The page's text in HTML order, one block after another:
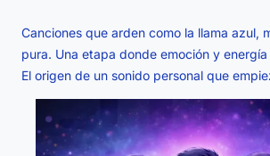
Canciones que arden como la llama azul,
pura. Una etapa donde emoción y
El origen de un sonido personal que